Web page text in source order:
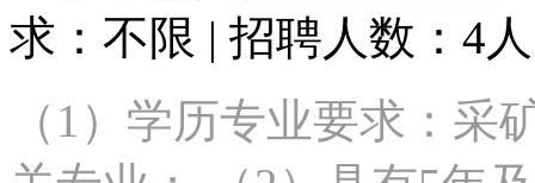
求：不限 | 招聘人数：4人
（1）学历专业要求：